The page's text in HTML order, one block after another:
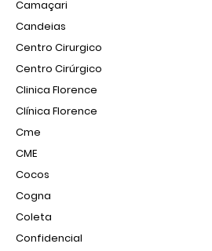
Camaçari
Candeias
Centro Cirurgico
Centro Cirúrgico
Clinica Florence
Clínica Florence
Cme
CME
Cocos
Cogna
Coleta
Confidencial